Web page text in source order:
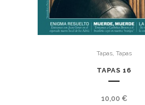
Tapas, Tapas
TAPAS 16
10,00 €